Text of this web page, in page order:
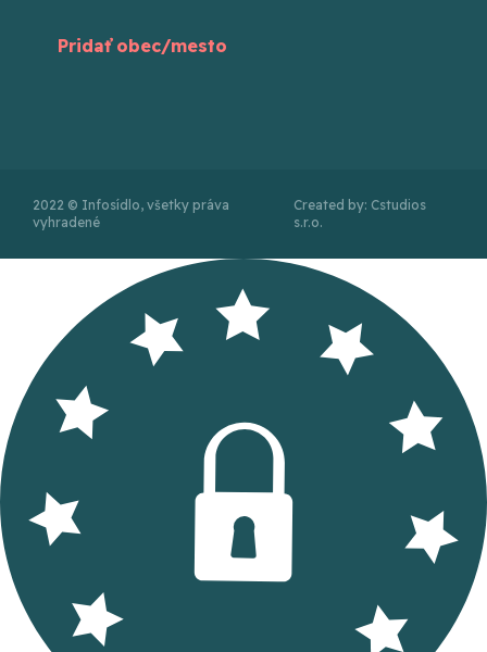
Pridať obec/mesto
2022 © Infosídlo, všetky práva
vyhradené
Created by: Cstudios
s.r.o.